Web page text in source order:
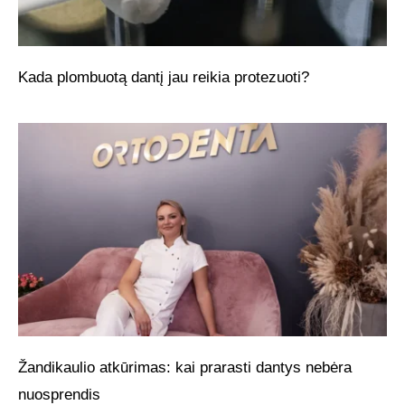
Kada plombuotą dantį jau reikia protezuoti?
Žandikaulio atkūrimas: kai prarasti dantys nebėra
nuosprendis